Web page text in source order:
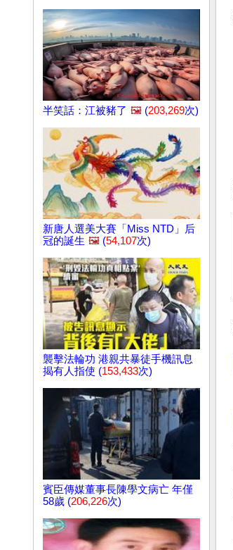
半笑話：江被豬了 🖼️ (203,269次)
新唐人選美大賽「Miss NTD」后
冠的誕生 🖼️ (54,107次)
襲擊法輪功 港親共暴徒手機訊息
揭有人指使 (153,433次)
賓臣傳媒董事長陳學文病亡 年僅
58歲 (206,226次)